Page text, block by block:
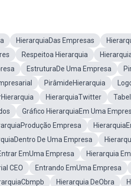
HierarquiaDas Empresas
Respeitoa Hierarquia
EstruturaDe Uma Empresa
PirâmideHierarquia
HierarquiaTwitter
Gráfico HierarquiaEm Uma
Empresa
De Uma Empresa
EmUma Empresa
Hierarquia
CEO Entrando EmUma Empresa
Hierarquia DeObra